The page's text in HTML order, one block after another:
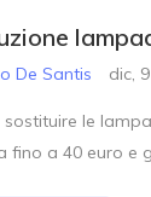
De Santis dic,
le
fino a 40 euro e